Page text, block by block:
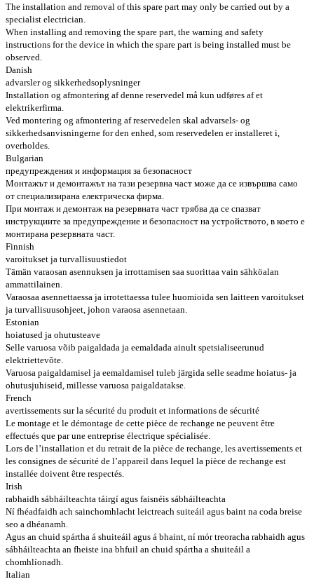
The installation and removal of this spare part may only be carried out by a
specialist electrician.
When installing and removing the spare part, the warning and safety
instructions for the device in which the spare part is being installed must be
observed.
Danish
advarsler og sikkerhedsoplysninger
Installation og afmontering af denne reservedel må kun udføres af et
elektrikerfirma.
Ved montering og afmontering af reservedelen skal advarsels- og
sikkerhedsanvisningerne for den enhed, som reservedelen er installeret i,
overholdes.
Bulgarian
предупреждения и информация за безопасност
Монтажът и демонтажът на тази резервна част може да се извършва само
от специализирана електрическа фирма.
При монтаж и демонтаж на резервната част трябва да се спазват
инструкциите за предупреждение и безопасност на устройството, в което е
монтирана резервната част.
Finnish
varoitukset ja turvallisuustiedot
Tämän varaosan asennuksen ja irrottamisen saa suorittaa vain sähköalan
ammattilainen.
Varaosaa asennettaessa ja irrotettaessa tulee huomioida sen laitteen varoitukset
ja turvallisuusohjeet, johon varaosa asennetaan.
Estonian
hoiatused ja ohutusteave
Selle varuosa võib paigaldada ja eemaldada ainult spetsialiseerunud
elektriettevõte.
Varuosa paigaldamisel ja eemaldamisel tuleb järgida selle seadme hoiatus- ja
ohutusjuhiseid, millesse varuosa paigaldatakse.
French
avertissements sur la sécurité du produit et informations de sécurité
Le montage et le démontage de cette pièce de rechange ne peuvent être
effectués que par une entreprise électrique spécialisée.
Lors de l’installation et du retrait de la pièce de rechange, les avertissements et
les consignes de sécurité de l’appareil dans lequel la pièce de rechange est
installée doivent être respectés.
Irish
rabhaidh sábháilteachta táirgí agus faisnéis sábháilteachta
Ní fhéadfaidh ach sainchomhlacht leictreach suiteáil agus baint na coda breise
seo a dhéanamh.
Agus an chuid spártha á shuiteáil agus á bhaint, ní mór treoracha rabhaidh agus
sábháilteachta an fheiste ina bhfuil an chuid spártha a shuiteáil a
chomhlíonadh.
Italian